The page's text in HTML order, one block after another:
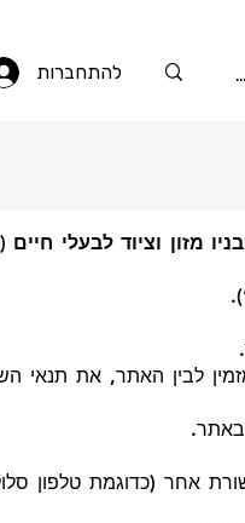
להתחברות
מזון וציוד לבעלי חיים
לבין האתר, את תנאי
באתר.
אחר (כדוגמת טלפון